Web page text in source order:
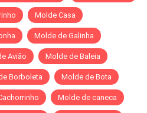
Molde Casa
Molde de Galinha
Avião Molde de Baleia
Borboleta Molde de Bota
Molde de caneca